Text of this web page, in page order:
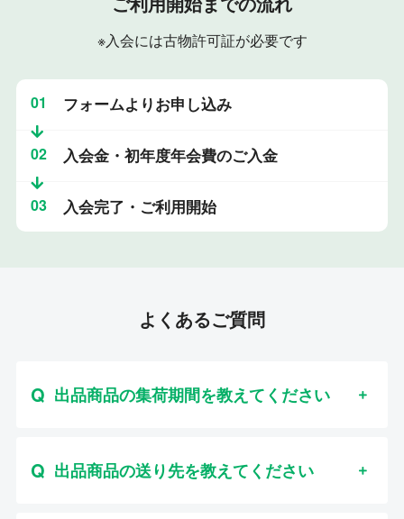
※入会には古物許可証が必要です
01 フォームよりお申し込み
02 入会金・初年度年会費のご入金
03 入会完了・ご利用開始
よくあるご質問
出品商品の集荷期間を教えてください
出品商品の送り先を教えてください